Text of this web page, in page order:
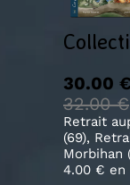
30.00 €
32.00 €
Retrait
(69),
Morbihan
4.00 € en